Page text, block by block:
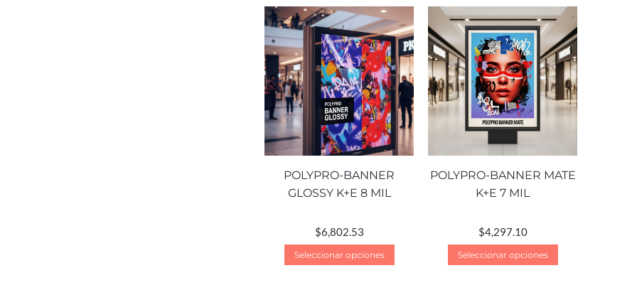
POLYPRO-BANNER
GLOSSY K+E 8 MIL
$6,802.53
Seleccionar opciones
POLYPRO-BANNER MATE
K+E 7 MIL
$4,297.10
Seleccionar opciones